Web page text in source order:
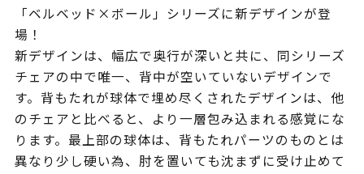
「ベルベッド×ボール」シリーズに新デザインが登
場！
新デザインは、幅広で奥行が深いと共に、同シリーズ
チェアの中で唯一、背中が空いていないデザインで
す。背もたれが球体で埋め尽くされたデザインは、他
のチェアと比べると、より一層包み込まれる感覚にな
ります。最上部の球体は、背もたれパーツのものとは
異なり少し硬い為、肘を置いても沈まずに受け止めて